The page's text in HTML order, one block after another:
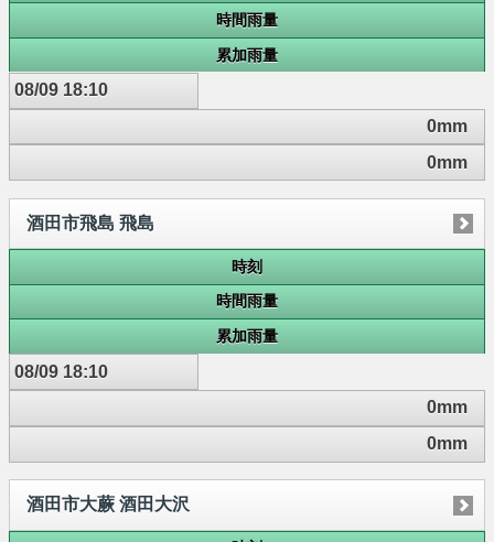
時間雨量
累加雨量
08/09 18:10
0mm
0mm
酒田市飛島 飛島
時刻
時間雨量
累加雨量
08/09 18:10
0mm
0mm
酒田市大蕨 酒田大沢